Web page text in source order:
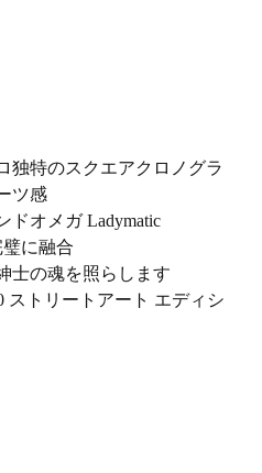
独特のスクエアクロノグラ
ツ感
ドオメガ Ladymatic
に融合
士の魂を照らします
ストリートアート エディシ